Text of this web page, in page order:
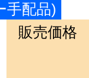
手配品)
販売価格